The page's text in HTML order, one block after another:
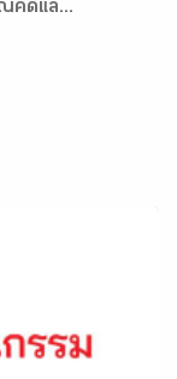
คดีแล...